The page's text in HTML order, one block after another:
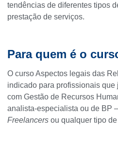
tendências de diferentes tipos
prestação de serviços.
Para quem é o
O curso Aspectos legais das
indicado para profissionais
com Gestão de Recursos
analista-especialista ou de BP –
Freelancers ou qualquer tipo